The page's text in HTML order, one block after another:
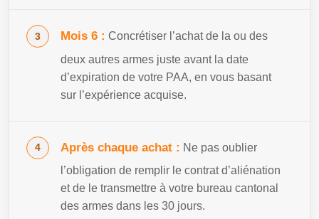
Mois 6 : Concrétiser l’achat de la ou des
deux autres armes juste avant la date
d’expiration de votre PAA, en vous basant
sur l’expérience acquise.
Après chaque achat : Ne pas oublier
l’obligation de remplir le contrat d’aliénation
et de le transmettre à votre bureau cantonal
des armes dans les 30 jours.